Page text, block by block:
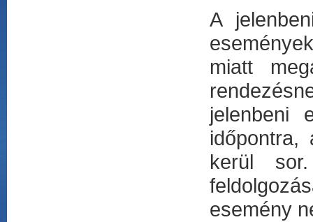
A
miatt
jelenbeni
időpontra,
kerül
esemény